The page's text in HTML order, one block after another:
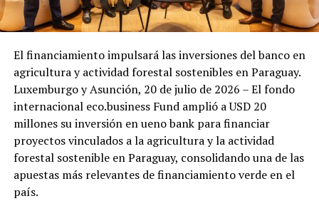
El financiamiento impulsará las inversiones del banco en
agricultura y actividad forestal sostenibles en Paraguay.
Luxemburgo y Asunción, 20 de julio de 2026 – El fondo
internacional eco.business Fund amplió a USD 20
millones su inversión en ueno bank para financiar
proyectos vinculados a la agricultura y la actividad
forestal sostenible en Paraguay, consolidando una de las
apuestas más relevantes de financiamiento verde en el
país.